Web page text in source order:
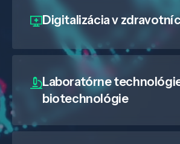
Digitalizáciav
Laboratórne
biotechnológie